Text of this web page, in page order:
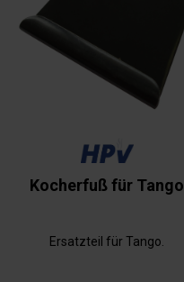
Kocherfuß für Tango
Ersatzteil für Tango.